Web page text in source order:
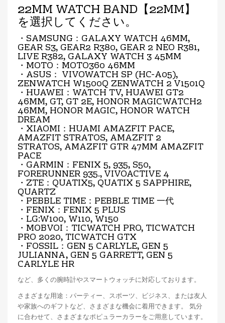
22MM WATCH BAND【22MM】
を選択してください。
・SAMSUNG：GALAXY WATCH 46MM,
GEAR S3, GEAR2 R380, GEAR 2 NEO R381,
LIVE R382, GALAXY WATCH 3 45MM
・MOTO：MOTO360 46MM
・ASUS： VIVOWATCH SP (HC-A05),
ZENWATCH W1500Q ZENWATCH 2 V1501Q
・HUAWEI：WATCH TV, HUAWEI GT2
46MM, GT, GT 2E, HONOR MAGICWATCH2
46MM, HONOR MAGIC, HONOR WATCH
DREAM
・XIAOMI：HUAMI AMAZFIT PACE,
AMAZFIT STRATOS, AMAZFIT 2
STRATOS, AMAZFIT GTR 47MM AMAZFIT
PACE
・GARMIN：FENIX 5, 935, S50,
FORERUNNER 935., VIVOACTIVE 4
・ZTE：QUATIX5, QUATIX 5 SAPPHIRE,
QUARTZ
・PEBBLE TIME：PEBBLE TIME 一代
・FENIX：FENIX 5 PLUS
・LG:W100, W110, W150
・MOBVOI：TICWATCH PRO, TICWATCH
PRO 2020, TICWATCH GTX
・FOSSIL：GEN 5 CARLYLE, GEN 5
JULIANNA, GEN 5 GARRETT, GEN 5
CARLYLE HR
など、多くの腕時計やスマートウォッチに対応しております。
さまざまな用途：パーティー、スポーツ、ビジネス、または友人
や家族へのギフトなど、さまざまな機会に着用できます。 気分
に合わせて、さまざまなポピュラーカラーをご用意しています。